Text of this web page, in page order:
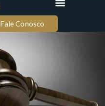
Fale Conosco